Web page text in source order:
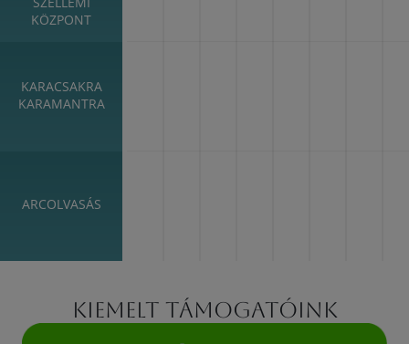
KÖZPONT
KARACSAKRA
KARAMANTRA
ARCOLVASÁS
Kiemelt támogatóink